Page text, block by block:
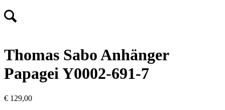
Thomas Sabo Anhänger
Papagei Y0002-691-7
€ 129,00